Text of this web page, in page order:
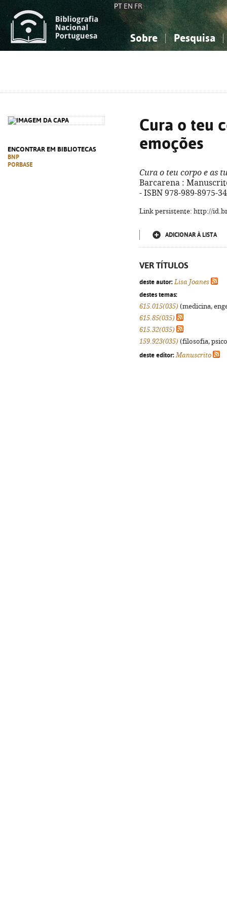
PT EN FR
Sobre Pesquisa
ENCONTRAR EM BIBLIOTECAS
BNP
PORBASE
Cura o teu
emoções
Cura o teu corpo e as
Barcarena :
- ISBN 978-989-8975-
Link persistente: http://
ADICIONAR À LISTA
VER TÍTULOS
deste autor: Lisa Joanes
destes temas:
615.015(035) (medicina,
615.85(035)
615.32(035)
159.923(035) (filosofia,
deste editor: Manuscrito